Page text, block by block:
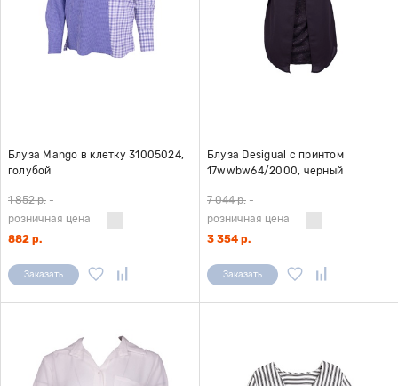
Блуза Mango в клетку 31005024,
голубой
1 852 р. -
розничная цена
882 р.
Заказать
Блуза Desigual с принтом
17wwbw64/2000, черный
7 044 р. -
розничная цена
3 354 р.
Заказать